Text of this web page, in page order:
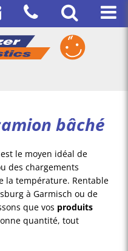
bâché
est le moyen idéal de
des chargements
la température. Rentable
à Garmisch ou de
que vos produits
quantité, tout